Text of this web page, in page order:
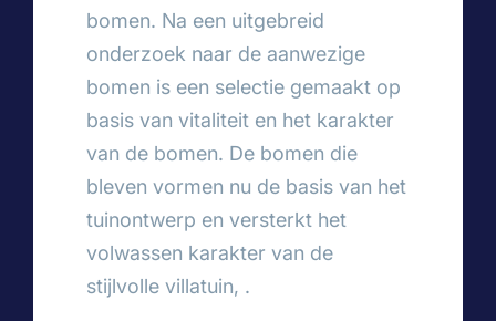
bomen. Na een uitgebreid
onderzoek naar de aanwezige
bomen is een selectie gemaakt op
basis van vitaliteit en het karakter
van de bomen. De bomen die
bleven vormen nu de basis van het
tuinontwerp en versterkt het
volwassen karakter van de
stijlvolle villatuin, .